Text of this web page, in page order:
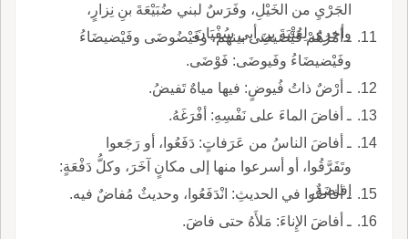
الجَرْيِ من الخَيْلِ، وفَرَسٌ لبني ضُبَيْعَةَ بنِ نِزارٍ،
وأخرى لِعُتْبَةَ بنِ أبي سُفْيَانَ.
ـ أمْرُهُمْ فَيْضيضَى بينهم، وفَيْضُوضَى وفَيْضيضَاءُ
وفَيْضيضَاءُ وفَيوضَى: فَوْضَى.
ـ أرْضٌ ذاتُ فُيوضٍ: فيها مياهٌ تَفيضُ.
ـ أفاضَ الماءَ على نَفْسِهِ: أفْرَغَهُ.
ـ أفاضَ الناسُ من عَرَفاتٍ: دَفَعُوا، أو رَجَعوا
وتَفَرَّقُوا، أو أسرعوا منها إلى مكانٍ آخَرَ، وكلُّ دَفْعَةٍ:
إفاضَةٌ.
ـ أفاضُوا في الحديثِ: انْدَفَعُوا، وحديثٌ مُفاضٌ فيه.
ـ أفاضَ الإِناءَ: مَلأَهُ حتى فاضَ.